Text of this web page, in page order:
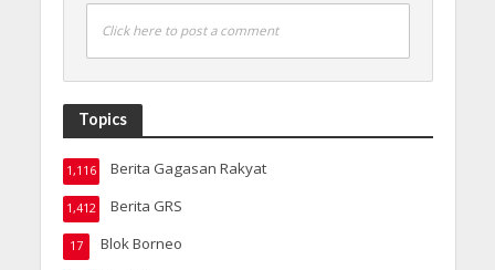
Click here to post a comment
Topics
Berita Gagasan Rakyat
1,116
Berita GRS
1,412
Blok Borneo
17